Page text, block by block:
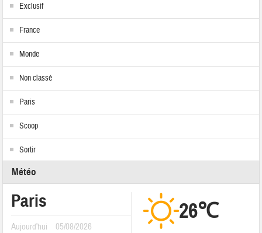
Exclusif
France
Monde
Non classé
Paris
Scoop
Sortir
Météo
Paris
Aujourd'hui 05/08/2026
26℃